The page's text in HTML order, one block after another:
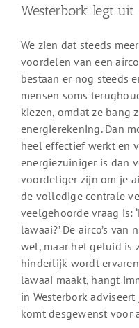
Westerbork legt uit
We zien dat steeds
voordelen van een
bestaan er nog steeds
mensen soms
kiezen, omdat ze bang
energierekening. Dan
heel effectief werkt en
energiezuiniger is dan
voordeliger zijn om je
de volledige centrale
veelgehoorde vraag is:
lawaai?’ De airco’s
wel, maar het geluid is
hinderlijk wordt
lawaai maakt, hangt
in Westerbork
komt desgewenst voor